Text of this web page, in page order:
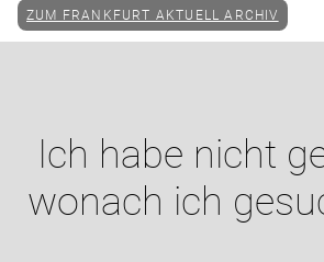
ZUM FRANKFURT AKTUELL ARCHIV
Ich habe nicht
wonach ich